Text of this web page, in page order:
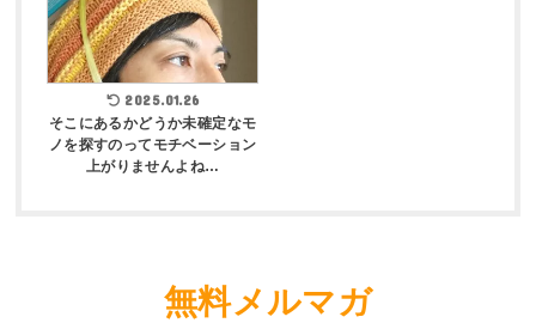
2025.01.26
そこにあるかどうか未確定なモ
ノを探すのってモチベーション
上がりませんよね…
無料メルマガ